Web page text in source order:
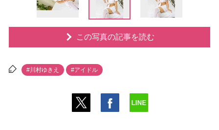
この写真の記事を読む
#川村ゆきえ #アイドル